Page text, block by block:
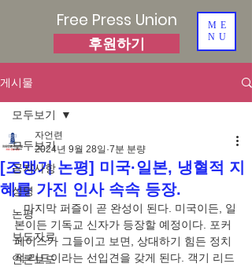
Free Press Union
후원하기
ME
NU
게시물
모두보기
공지사항
성명
논평
보도자료
언론보도
모두보기
[조맹기 논평] 미국·일본, 냉혈적 지
혜를 가진 인사 속속 등장.
자언련
2024년 9월 28일 7분 분량
마지막 퍼즐이 곧 완성이 된다. 미국이든, 일
본이든 기독교 신자가 등장할 예정이다. 포커
페이스가 그들이고 보면, 상대하기 힘든 정치
적 리드이라는 선입견을 갖게 된다. 객기 리드